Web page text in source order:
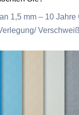
1,5 mm – 10